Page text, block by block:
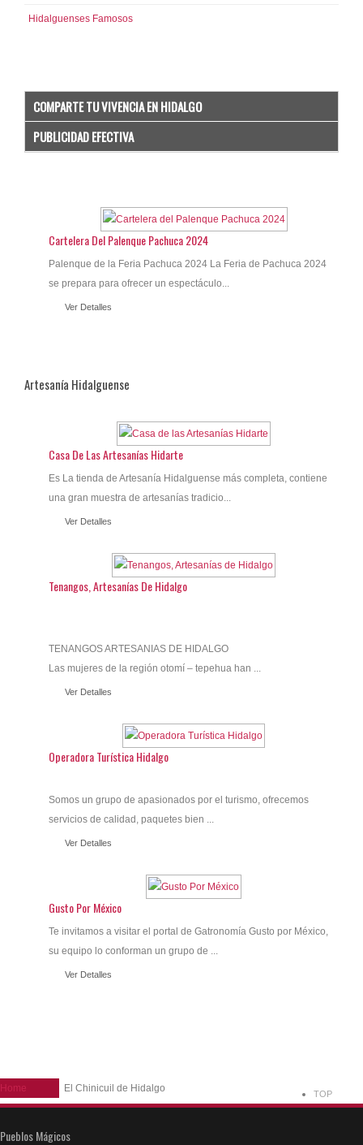
Hidalguenses Famosos
COMPARTE TU VIVENCIA EN HIDALGO
PUBLICIDAD EFECTIVA
Cartelera Del Palenque Pachuca 2024
Palenque de la Feria Pachuca 2024 La Feria de Pachuca 2024
se prepara para ofrecer un espectáculo...
Ver Detalles
Artesanía Hidalguense
Casa De Las Artesanías Hidarte
Es La tienda de Artesanía Hidalguense más completa, contiene
una gran muestra de artesanías tradicio...
Ver Detalles
Tenangos, Artesanías De Hidalgo
TENANGOS ARTESANIAS DE HIDALGO
Las mujeres de la región otomí – tepehua han ...
Ver Detalles
Operadora Turística Hidalgo
Somos un grupo de apasionados por el turismo, ofrecemos
servicios de calidad, paquetes bien ...
Ver Detalles
Gusto Por México
Te invitamos a visitar el portal de Gatronomía Gusto por México,
su equipo lo conforman un grupo de ...
Ver Detalles
Home El Chinicuil de Hidalgo TOP
Pueblos Mágicos